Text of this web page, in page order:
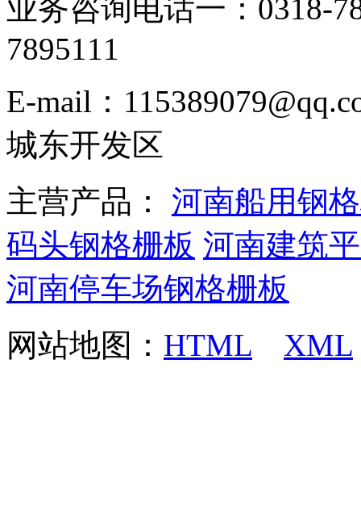
业务咨询电话一：0318-
7895111
E-mail：
城东开发区
主营产品： 河南船用钢
码头钢格栅板 河南建筑
河南停车场钢格栅板
网站地图： HTML XML